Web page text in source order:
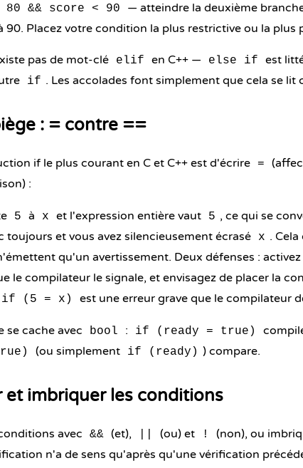
80 && score < 90 — atteindre la deuxième
90. Placez votre condition la plus restrictive ou la plus
pas de mot-clé elif en C++ — else if est
if . Les accolades font simplement que cela se lit
: = contre ==
if le plus courant en C et C++ est d'écrire =
:
5 à x et l'expression entière vaut 5 , ce qui se
toujours et vous avez silencieusement écrasé
x .
qu'un avertissement. Deux défenses :
le compilateur le signale, et envisagez de placer la
if (5 = x) est une erreur grave que le compilateur
se cache avec bool : if (ready = true)
(ou simplement if (ready) ) compare.
et imbriquer les conditions
avec && (et), (ou) et ! (non), ou
n'a de sens qu'après qu'une vérification